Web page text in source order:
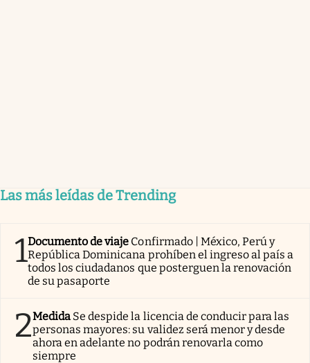
Las más leídas de Trending
1Documento de viaje Confirmado | México, Perú y
República Dominicana prohíben el ingreso al país a
todos los ciudadanos que posterguen la renovación
de su pasaporte
2Medida Se despide la licencia de conducir para las
personas mayores: su validez será menor y desde
ahora en adelante no podrán renovarla como
siempre